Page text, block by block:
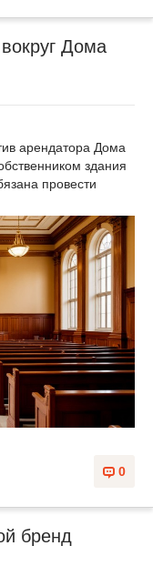
Дома
арендатора Дома
здания
провести
0
бренд